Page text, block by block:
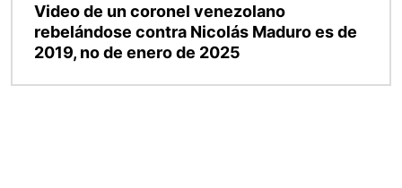
Video de un coronel venezolano
rebelándose contra Nicolás Maduro es de
2019, no de enero de 2025